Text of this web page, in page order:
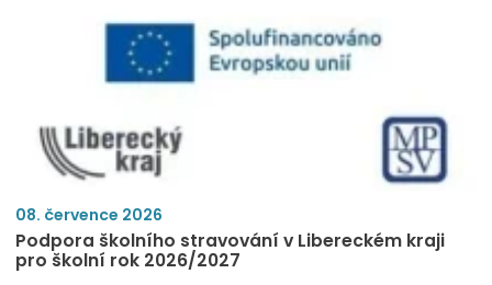
08. července 2026
Podpora školního stravování v Libereckém kraji
pro školní rok 2026/2027